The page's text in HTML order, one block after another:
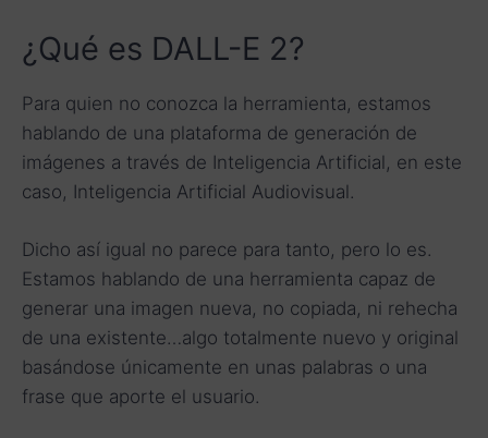
¿Qué es DALL-E 2?
Para quien no conozca la herramienta, estamos
hablando de una plataforma de generación de
imágenes a través de Inteligencia Artificial, en este
caso, Inteligencia Artificial Audiovisual.
Dicho así igual no parece para tanto, pero lo es.
Estamos hablando de una herramienta capaz de
generar una imagen nueva, no copiada, ni rehecha
de una existente…algo totalmente nuevo y original
basándose únicamente en unas palabras o una
frase que aporte el usuario.